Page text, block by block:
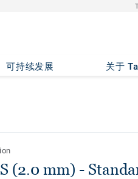
可持续发展 关于
0500
(2.0 mm) -